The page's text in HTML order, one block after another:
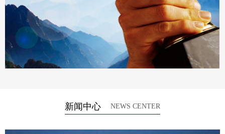
新闻中心 NEWS CENTER